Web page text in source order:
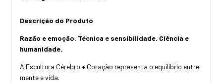
Descrição do Produto
Razão e emoção. Técnica e sensibilidade. Ciência e
humanidade.
A Escultura Cérebro + Coração representa o equilíbrio entre
mente e vida.